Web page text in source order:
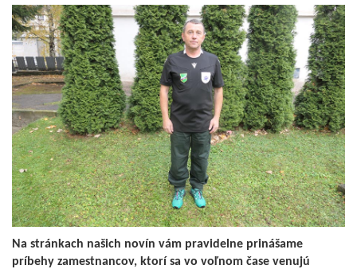
Na stránkach našich novín vám pravidelne prinášame
príbehy zamestnancov, ktorí sa vo voľnom čase venujú